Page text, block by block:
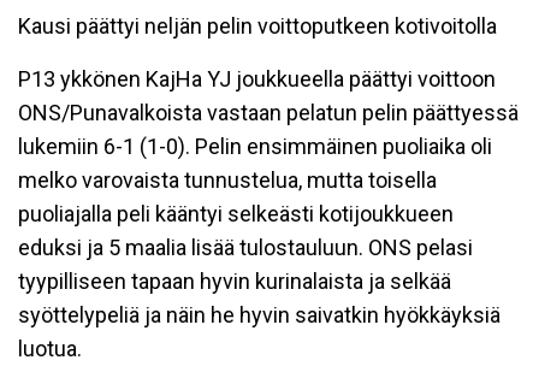
Kausi päättyi neljän pelin voittoputkeen kotivoitolla
P13 ykkönen KajHa YJ joukkueella päättyi voittoon
ONS/Punavalkoista vastaan pelatun pelin päättyessä
lukemiin 6-1 (1-0). Pelin ensimmäinen puoliaika oli
melko varovaista tunnustelua, mutta toisella
puoliajalla peli kääntyi selkeästi kotijoukkueen
eduksi ja 5 maalia lisää tulostauluun. ONS pelasi
tyypilliseen tapaan hyvin kurinalaista ja selkää
syöttelypeliä ja näin he hyvin saivatkin hyökkäyksiä
luotua.